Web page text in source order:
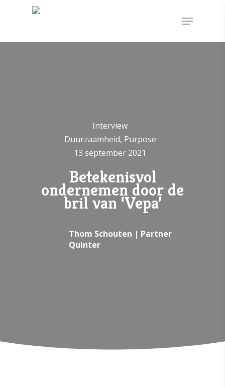
Interview
Duurzaamheid, Purpose
13 september 2021
Betekenisvol
ondernemen door de
bril van ‘Vepa’
Thom Schouten | Partner
Quinter